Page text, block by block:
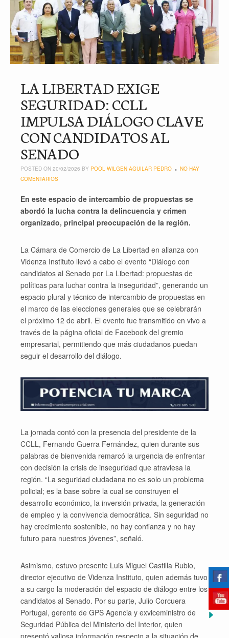
LA LIBERTAD EXIGE
SEGURIDAD: CCLL
IMPULSA DIÁLOGO CLAVE
CON CANDIDATOS AL
SENADO
POSTED ON 20/02/2026 BY POOL WILGEN AGUILAR PEDRO
NO HAY
COMENTARIOS
En este espacio de intercambio de propuestas se
abordó la lucha contra la delincuencia y crimen
organizado, principal preocupación de la región.
La Cámara de Comercio de La Libertad en alianza con
Videnza Instituto llevó a cabo el evento “Diálogo con
candidatos al Senado por La Libertad: propuestas de
políticas para luchar contra la inseguridad”, generando un
espacio plural y técnico de intercambio de propuestas en
el marco de las elecciones generales que se celebrarán
el próximo 12 de abril. El evento fue transmitido en vivo a
través de la página oficial de Facebook del gremio
empresarial, permitiendo que más ciudadanos puedan
seguir el desarrollo del diálogo.
La jornada contó con la presencia del presidente de la
CCLL, Fernando Guerra Fernández, quien durante sus
palabras de bienvenida remarcó la urgencia de enfrentar
con decisión la crisis de inseguridad que atraviesa la
región. “La seguridad ciudadana no es solo un problema
policial; es la base sobre la cual se construyen el
desarrollo económico, la inversión privada, la generación
de empleo y la convivencia democrática. Sin seguridad no
hay crecimiento sostenible, no hay confianza y no hay
futuro para nuestros jóvenes”, señaló.
Asimismo, estuvo presente Luis Miguel Castilla Rubio,
director ejecutivo de Videnza Instituto, quien además tuvo
a su cargo la moderación del espacio de diálogo entre los
candidatos al Senado. Por su parte, Julio Corcuera
Portugal, gerente de GPS Agencia y exviceministro de
Seguridad Pública del Ministerio del Interior, quien